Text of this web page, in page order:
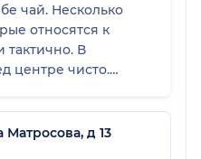
чай. Несколько
относятся к
тактично. В
центре чисто.
оплате мне
(в честь
д 13